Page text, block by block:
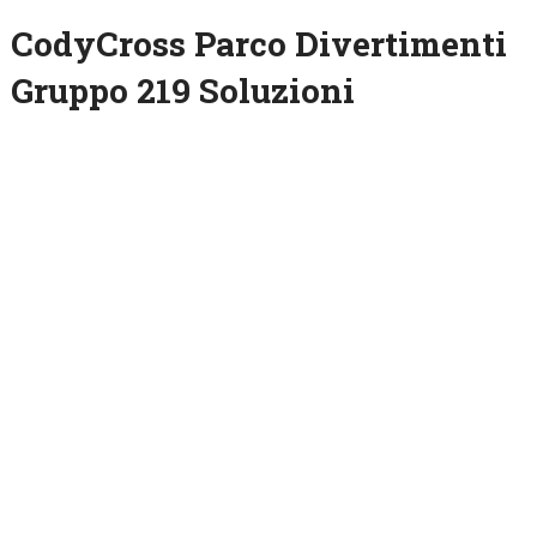
CodyCross Parco Divertimenti
Gruppo 219 Soluzioni